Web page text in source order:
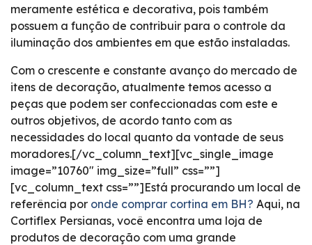
meramente estética e decorativa, pois também
possuem a função de contribuir para o controle da
iluminação dos ambientes em que estão instaladas.
Com o crescente e constante avanço do mercado de
itens de decoração, atualmente temos acesso a
peças que podem ser confeccionadas com este e
outros objetivos, de acordo tanto com as
necessidades do local quanto da vontade de seus
moradores.[/vc_column_text][vc_single_image
image=”10760″ img_size=”full” css=””]
[vc_column_text css=””]Está procurando um local de
referência por onde comprar cortina em BH? Aqui, na
Cortiflex Persianas, você encontra uma loja de
produtos de decoração com uma grande